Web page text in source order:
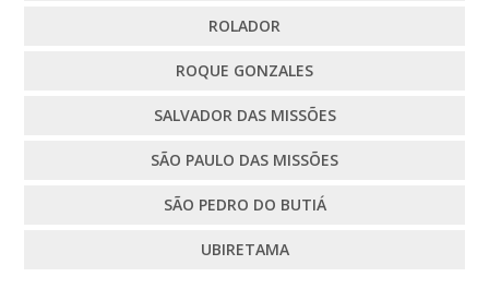
ROLADOR
ROQUE GONZALES
SALVADOR DAS MISSÕES
SÃO PAULO DAS MISSÕES
SÃO PEDRO DO BUTIÁ
UBIRETAMA